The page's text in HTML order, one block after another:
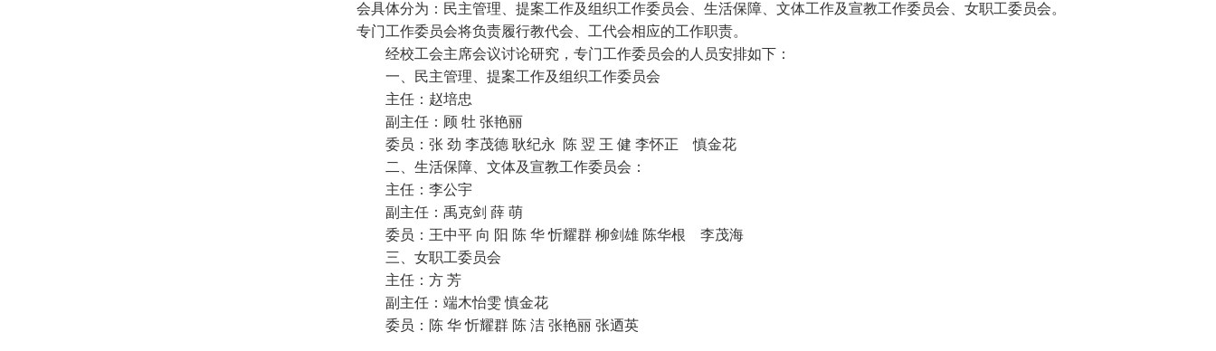
会具体分为：民主管理、提案工作及组织工作委员会、生活保障、文体工作及宣教工作委员会、女职工委员会。
专门工作委员会将负责履行教代会、工代会相应的工作职责。
经校工会主席会议讨论研究，专门工作委员会的人员安排如下：
一、民主管理、提案工作及组织工作委员会
主任 ：赵培忠
副主任 ：顾 牡 张艳丽
委员 ：张 劲 李茂德 耿纪永 陈 翌 王 健 李怀正慎金花
二、生活保障、文体及宣教工作委员会：
主任 ：李公宇
副主任 ：禹克剑 薛 萌
委员 ：王中平 向 阳 陈 华 忻耀群 柳剑雄 陈华根李茂海
三、女职工委员会
主任 ：方 芳
副主任 ：端木怡雯 慎金花
委员 ：陈 华 忻耀群 陈 洁 张艳丽 张迺英